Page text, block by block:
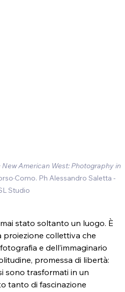
New American West: Photography in
. Ph Alessandro Saletta -
Studio
stato soltanto un luogo. È
proiezione collettiva che
e dell’immaginario
promessa di libertà:
sono trasformati in un
tanto di fascinazione